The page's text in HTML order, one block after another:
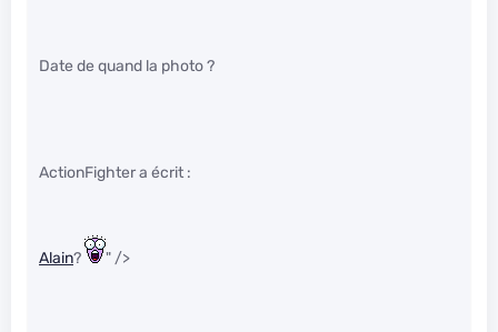
Date de quand la photo ?
ActionFighter a écrit :
Alain? " />